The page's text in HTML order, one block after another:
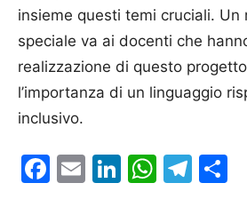
insieme questi temi cruciali. Un
speciale va ai docenti che
realizzazione di questo
l’importanza di un linguaggio
inclusivo.
Facebook
EmailLinkedIn